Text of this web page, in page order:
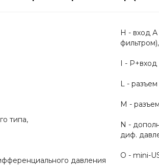
типа,
давления
Н - вход
фильтром),
I -
L -
М -
N -
диф.
О - mini-